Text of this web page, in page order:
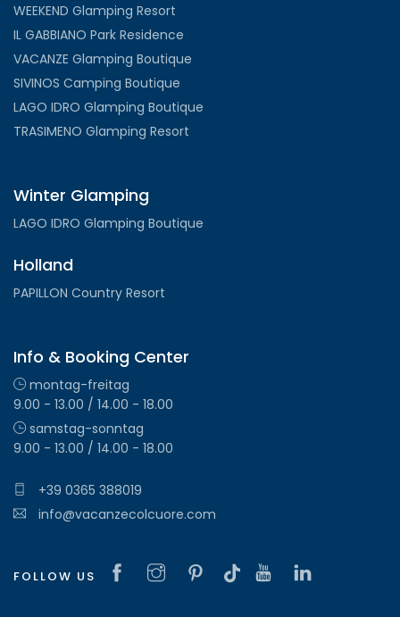
WEEKEND Glamping Resort
IL GABBIANO Park Residence
VACANZE Glamping Boutique
SIVINOS Camping Boutique
LAGO IDRO Glamping Boutique
TRASIMENO Glamping Resort
Winter Glamping
LAGO IDRO Glamping Boutique
Holland
PAPILLON Country Resort
Info & Booking Center
montag-freitag
9.00 - 13.00 / 14.00 - 18.00
samstag-sonntag
9.00 - 13.00 / 14.00 - 18.00
+39 0365 388019
info@vacanzecolcuore.com
FOLLOW US